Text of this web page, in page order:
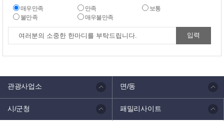
매우만족 만족
보통
불만족
매우불만족
관광사업소 면/동
시/군청 패밀리사이트